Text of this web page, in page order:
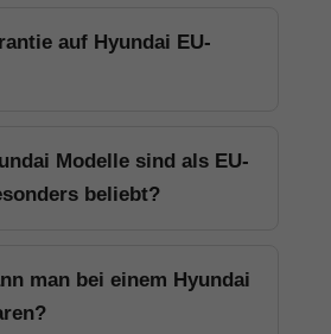
auf Hyundai EU-
Modelle sind als EU-
beliebt?
man bei einem Hyundai